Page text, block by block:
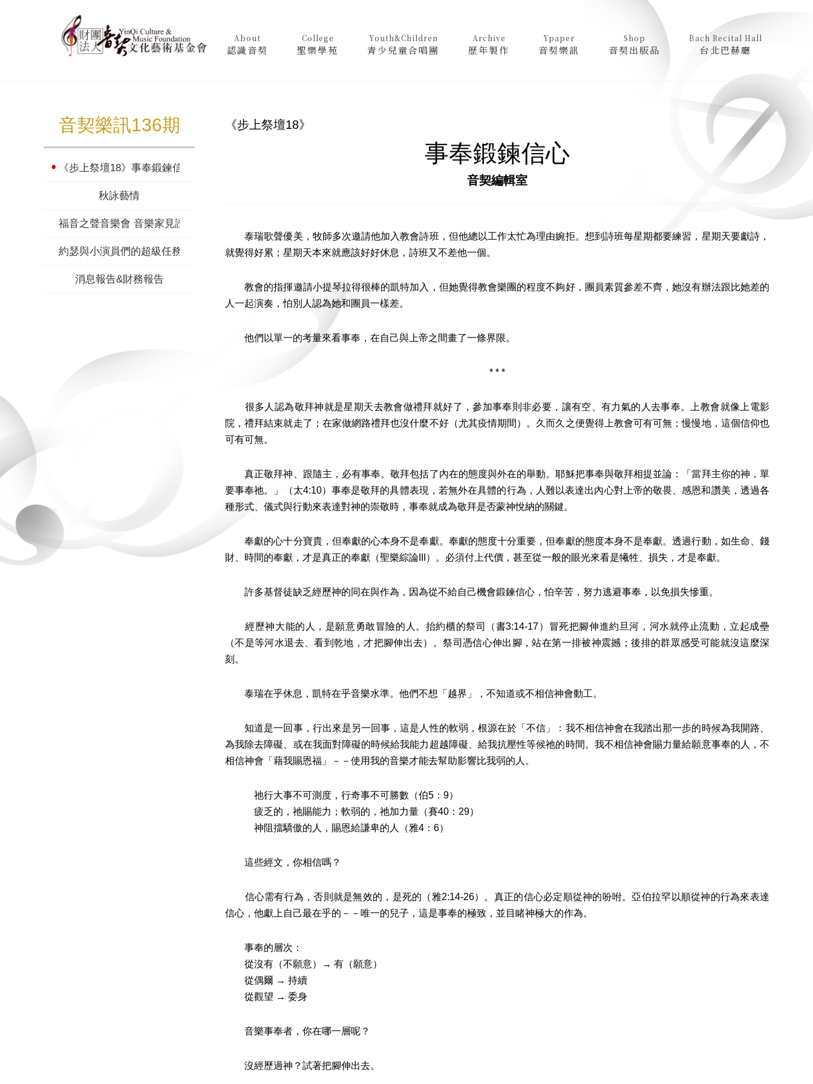
About
認識音契
College
聖樂學苑
Youth&Children
青少兒童合唱團
Archive
歷年製作
Ypaper
音契樂訊
Shop
音契出版品
Bach Recital Hall
台北巴赫廳
音契樂訊136期
《步上祭壇18》事奉鍛鍊信心
秋詠藝情
福音之聲音樂會 音樂家見證
約瑟與小演員們的超級任務
消息報告&財務報告
《步上祭壇18》
事奉鍛鍊信心
音契編輯室
泰瑞歌聲優美，牧師多次邀請他加入教會詩班，但他總以工作太忙為理由婉拒。想到詩班每星期都要練習，星期天要獻詩，
就覺得好累；星期天本來就應該好好休息，詩班又不差他一個。
教會的指揮邀請小提琴拉得很棒的凱特加入，但她覺得教會樂團的程度不夠好，團員素質參差不齊，她沒有辦法跟比她差的
人一起演奏，怕別人認為她和團員一樣差。
他們以單一的考量來看事奉，在自己與上帝之間畫了一條界限。
* * *
很多人認為敬拜神就是星期天去教會做禮拜就好了，參加事奉則非必要，讓有空、有力氣的人去事奉。上教會就像上電影
院，禮拜結束就走了；在家做網路禮拜也沒什麼不好（尤其疫情期間）。久而久之便覺得上教會可有可無；慢慢地，這個信仰也
可有可無。
真正敬拜神、跟隨主，必有事奉。敬拜包括了內在的態度與外在的舉動。耶穌把事奉與敬拜相提並論：「當拜主你的神，單
要事奉祂。」（太4:10）事奉是敬拜的具體表現，若無外在具體的行為，人難以表達出內心對上帝的敬畏、感恩和讚美，透過各
種形式、儀式與行動來表達對神的崇敬時，事奉就成為敬拜是否蒙神悅納的關鍵。
奉獻的心十分寶貴，但奉獻的心本身不是奉獻。奉獻的態度十分重要，但奉獻的態度本身不是奉獻。透過行動，如生命、錢
財、時間的奉獻，才是真正的奉獻（聖樂綜論III）。必須付上代價，甚至從一般的眼光來看是犧牲、損失，才是奉獻。
許多基督徒缺乏經歷神的同在與作為，因為從不給自己機會鍛鍊信心，怕辛苦，努力逃避事奉，以免損失慘重。
經歷神大能的人，是願意勇敢冒險的人。抬約櫃的祭司（書3:14-17）冒死把腳伸進約旦河，河水就停止流動，立起成壘
（不是等河水退去、看到乾地，才把腳伸出去）。祭司憑信心伸出腳，站在第一排被神震撼；後排的群眾感受可能就沒這麼深
刻。
泰瑞在乎休息，凱特在乎音樂水準。他們不想「越界」，不知道或不相信神會動工。
知道是一回事，行出來是另一回事，這是人性的軟弱，根源在於「不信」：我不相信神會在我踏出那一步的時候為我開路、
為我除去障礙、或在我面對障礙的時候給我能力超越障礙、給我抗壓性等候祂的時間。我不相信神會賜力量給願意事奉的人，不
相信神會「藉我賜恩福」－－使用我的音樂才能去幫助影響比我弱的人。
祂行大事不可測度，行奇事不可勝數（伯5：9）
疲乏的，祂賜能力；軟弱的，祂加力量（賽40：29）
神阻擋驕傲的人，賜恩給謙卑的人（雅4：6）
這些經文，你相信嗎？
信心需有行為，否則就是無效的，是死的（雅2:14-26）。真正的信心必定順從神的吩咐。亞伯拉罕以順從神的行為來表達
信心，他獻上自己最在乎的－－唯一的兒子，這是事奉的極致，並目睹神極大的作為。
事奉的層次：
從沒有（不願意）→ 有（願意）
從偶爾 → 持續
從觀望 → 委身
音樂事奉者，你在哪一層呢？
沒經歷過神？試著把腳伸出去。